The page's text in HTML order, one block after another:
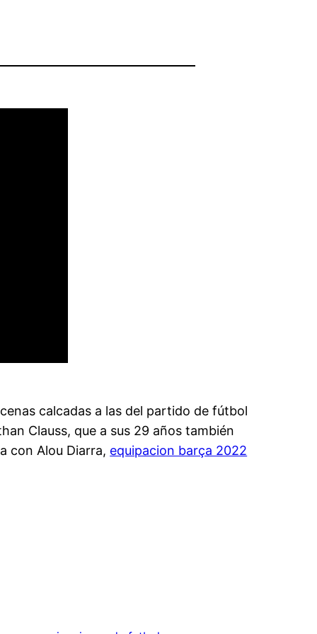
calcadas a las del partido de fútbol
Clauss, que a sus 29 años también
con Alou Diarra, equipacion barça 2022